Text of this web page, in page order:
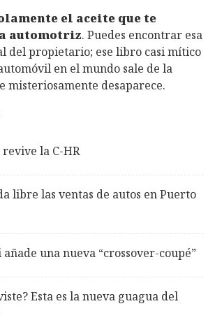
el aceite que te
automotriz. Puedes encontrar esa
del propietario; ese libro casi mítico
en el mundo sale de la
misteriosamente desaparece.
revive la C-HR
libre las ventas de autos en Puerto
una nueva “crossover-coupé”
Esta es la nueva guagua del